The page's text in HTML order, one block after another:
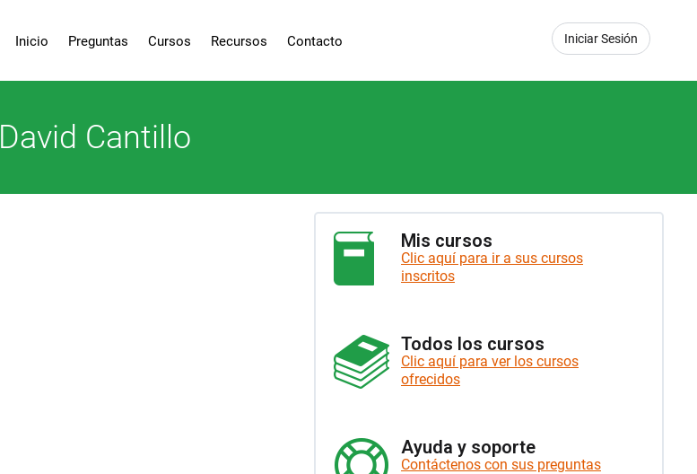
Iniciar Sesión
Inicio Preguntas Cursos Recursos Contacto
David Cantillo
Mis cursos
Clic aquí para ir a sus cursos
inscritos
Todos los cursos
Clic aquí para ver los cursos
ofrecidos
Ayuda y soporte
Contáctenos con sus preguntas